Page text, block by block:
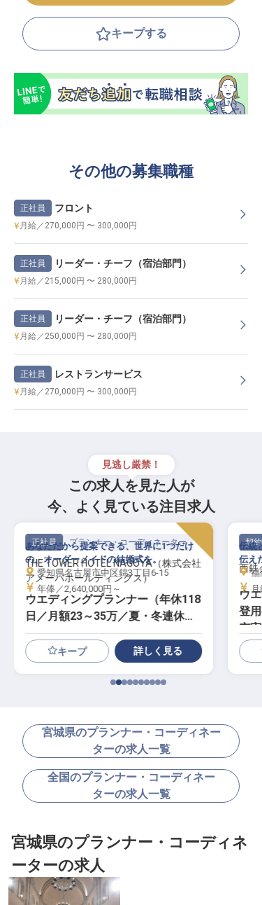
キープする
その他の募集職種
正社員 フロント
月給／270,000円 〜 300,000円
正社員 リーダー・チーフ（宿泊部門）
月給／215,000円 〜 280,000円
正社員 リーダー・チーフ（宿泊部門）
月給／250,000円 〜 280,000円
正社員 レストランサービス
月給／270,000円 〜 300,000円
見逃し厳禁！
この求人を見た人が
今、よく見ている注目求人
正社員 プランナー・コーディネーター
THE TOWER HOTEL NAGOYA（株式会社
アメーバホールディングス）
ウエディングプランナー（年休118
日／月額23～35万／夏・冬連休有
）
あなただから提案できる、世界に1つだけ
の、オーダーメイドの結婚式を。
愛知県名古屋市中区錦3丁目6-15
年俸／2,640,000円～
キープ 詳しく見る
契約
西鉄
ウ
登
充実
伝統
伝え
福
月
宮城県のプランナー・コーディネー
ターの求人一覧
全国のプランナー・コーディネー
ターの求人一覧
宮城県のプランナー・コーディネ
ーターの求人